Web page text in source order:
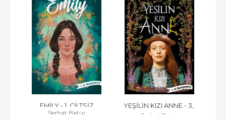
EMİLY - 1, CİLTSİZ
Serhat Batur
YEŞİLİN KIZI ANNE - 3,
Serhat Batur